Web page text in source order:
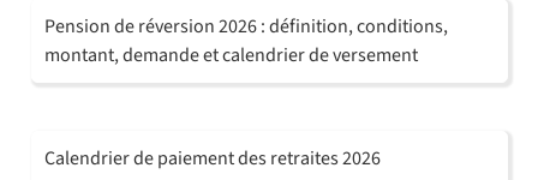
Pension de réversion 2026 : définition, conditions,
montant, demande et calendrier de versement
Calendrier de paiement des retraites 2026